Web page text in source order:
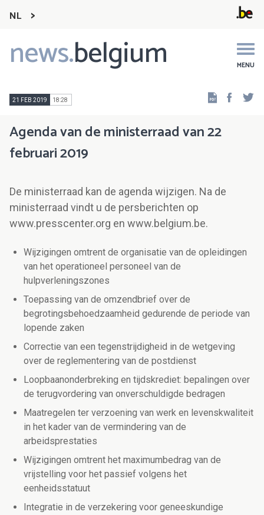
NL
news.belgium MENU
Main
navigation
21 FEB 2019 18:28
Agenda van de ministerraad van 22
februari 2019
De ministerraad kan de agenda wijzigen. Na de
ministerraad vindt u de persberichten op
www.presscenter.org en www.belgium.be.
Wijzigingen omtrent de organisatie van de opleidingen
van het operationeel personeel van de
hulpverleningszones
Toepassing van de omzendbrief over de
begrotingsbehoedzaamheid gedurende de periode van
lopende zaken
Correctie van een tegenstrijdigheid in de wetgeving
over de reglementering van de postdienst
Loopbaanonderbreking en tijdskrediet: bepalingen over
de terugvordering van onverschuldigde bedragen
Maatregelen ter verzoening van werk en levenskwaliteit
in het kader van de vermindering van de
arbeidsprestaties
Wijzigingen omtrent het maximumbedrag van de
vrijstelling voor het passief volgens het
eenheidsstatuut
Integratie in de verzekering voor geneeskundige